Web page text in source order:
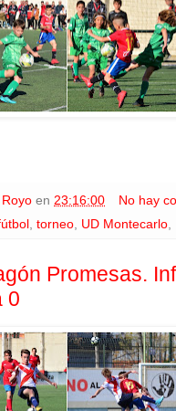
en 23:16:00
No hay
, torneo, UD Montecarlo,
Promesas.
0